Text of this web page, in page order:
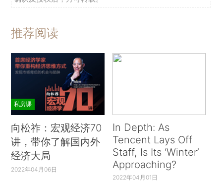
推荐阅读
私房课
向松祚：宏观经济70
讲，带你了解国内外
经济大局
2022年04月06日
In Depth: As
Tencent Lays Off
Staff, Is Its ‘Winter’
Approaching?
2022年04月01日